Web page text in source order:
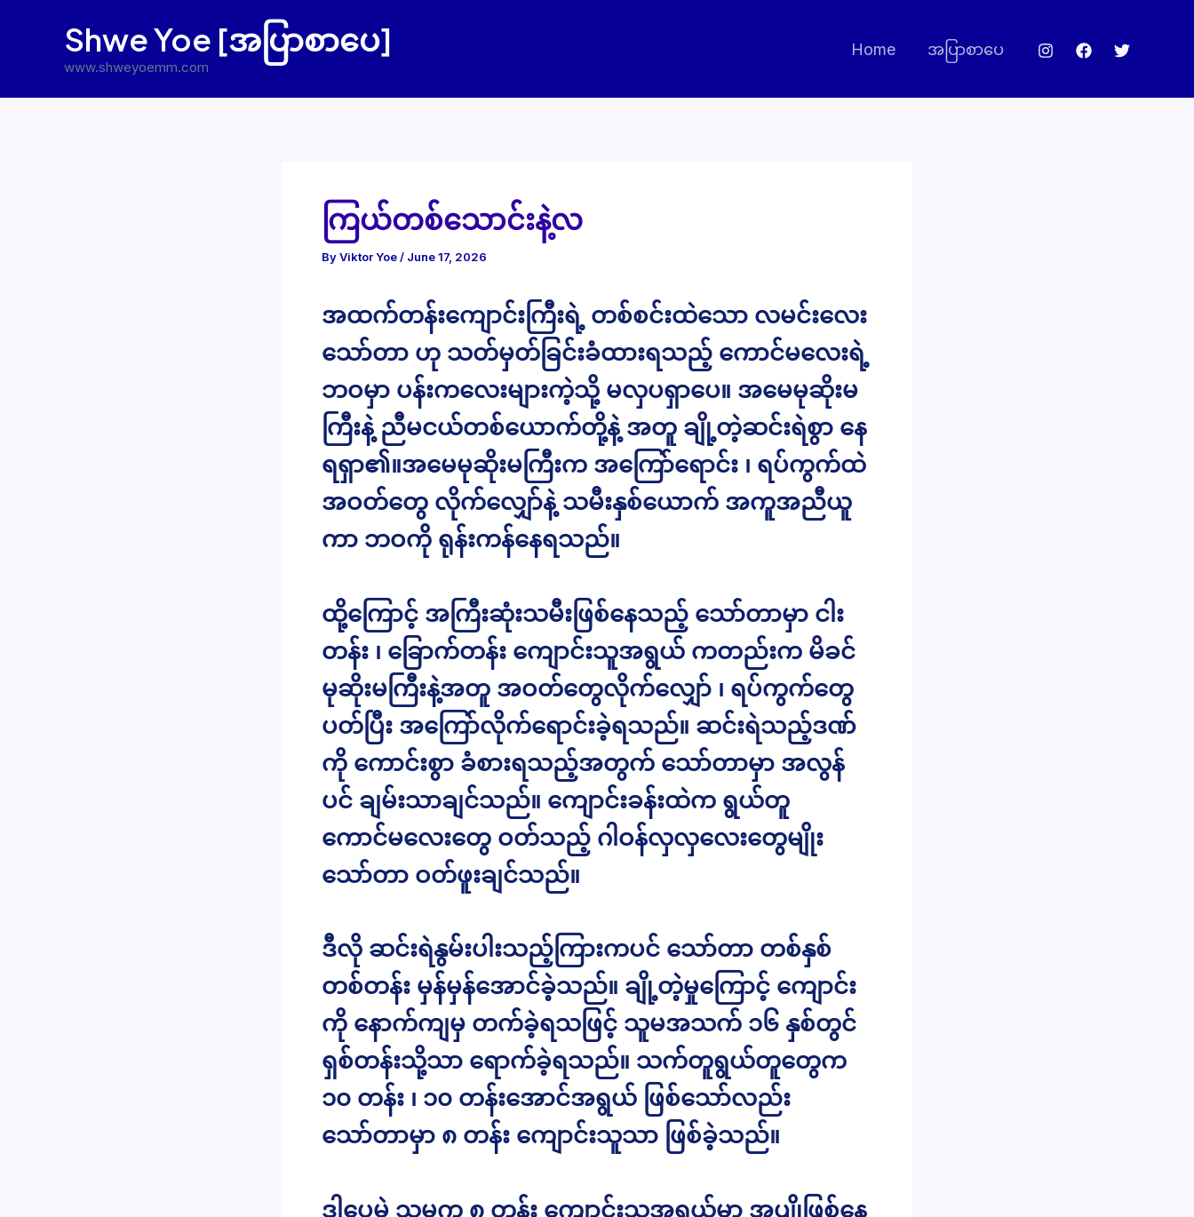
Shwe Yoe [အပြာစာပေ]
www.shweyoemm.com
Home အပြာစာပေ
ကြယ်တစ်သောင်းနဲ့လ
ByViktor Yoe/ June 17, 2026
အထက်တန်းကျောင်းကြီးရဲ့ တစ်စင်းထဲသော လမင်းလေး
သော်တာ ဟု သတ်မှတ်ခြင်းခံထားရသည့် ကောင်မလေးရဲ့
ဘဝမှာ ပန်းကလေးများကဲ့သို့ မလှပရှာပေ။ အမေမုဆိုးမ
ကြီးနဲ့ ညီမငယ်တစ်ယောက်တို့နဲ့ အတူ ချို့တဲ့ဆင်းရဲစွာ နေ
ရရှာ၏။အမေမုဆိုးမကြီးက အကြော်ရောင်း ၊ ရပ်ကွက်ထဲ
အဝတ်တွေ လိုက်လျှော်နဲ့ သမီးနှစ်ယောက် အကူအညီယူ
ကာ ဘဝကို ရုန်းကန်နေရသည်။
ထို့ကြောင့် အကြီးဆုံးသမီးဖြစ်နေသည့် သော်တာမှာ ငါး
တန်း ၊ ခြောက်တန်း ကျောင်းသူအရွယ် ကတည်းက မိခင်
မုဆိုးမကြီးနဲ့အတူ အဝတ်တွေလိုက်လျှော် ၊ ရပ်ကွက်တွေ
ပတ်ပြီး အကြော်လိုက်ရောင်းခဲ့ရသည်။ ဆင်းရဲသည့်ဒဏ်
ကို ကောင်းစွာ ခံစားရသည့်အတွက် သော်တာမှာ အလွန်
ပင် ချမ်းသာချင်သည်။ ကျောင်းခန်းထဲက ရွယ်တူ
ကောင်မလေးတွေ ဝတ်သည့် ဂါဝန်လှလှလေးတွေမျိုး
သော်တာ ဝတ်ဖူးချင်သည်။
ဒီလို ဆင်းရဲနွမ်းပါးသည့်ကြားကပင် သော်တာ တစ်နှစ်
တစ်တန်း မှန်မှန်အောင်ခဲ့သည်။ ချို့တဲ့မှုကြောင့် ကျောင်း
ကို နောက်ကျမှ တက်ခဲ့ရသဖြင့် သူမအသက် ၁၆ နှစ်တွင်
ရှစ်တန်းသို့သာ ရောက်ခဲ့ရသည်။ သက်တူရွယ်တူတွေက
၁၀ တန်း ၊ ၁၀ တန်းအောင်အရွယ် ဖြစ်သော်လည်း
သော်တာမှာ ၈ တန်း ကျောင်းသူသာ ဖြစ်ခဲ့သည်။
ဒါပေမဲ့ သူမက ၈ တန်း ကျောင်းသူအရွယ်မှာ အပျိုဖြစ်နေ